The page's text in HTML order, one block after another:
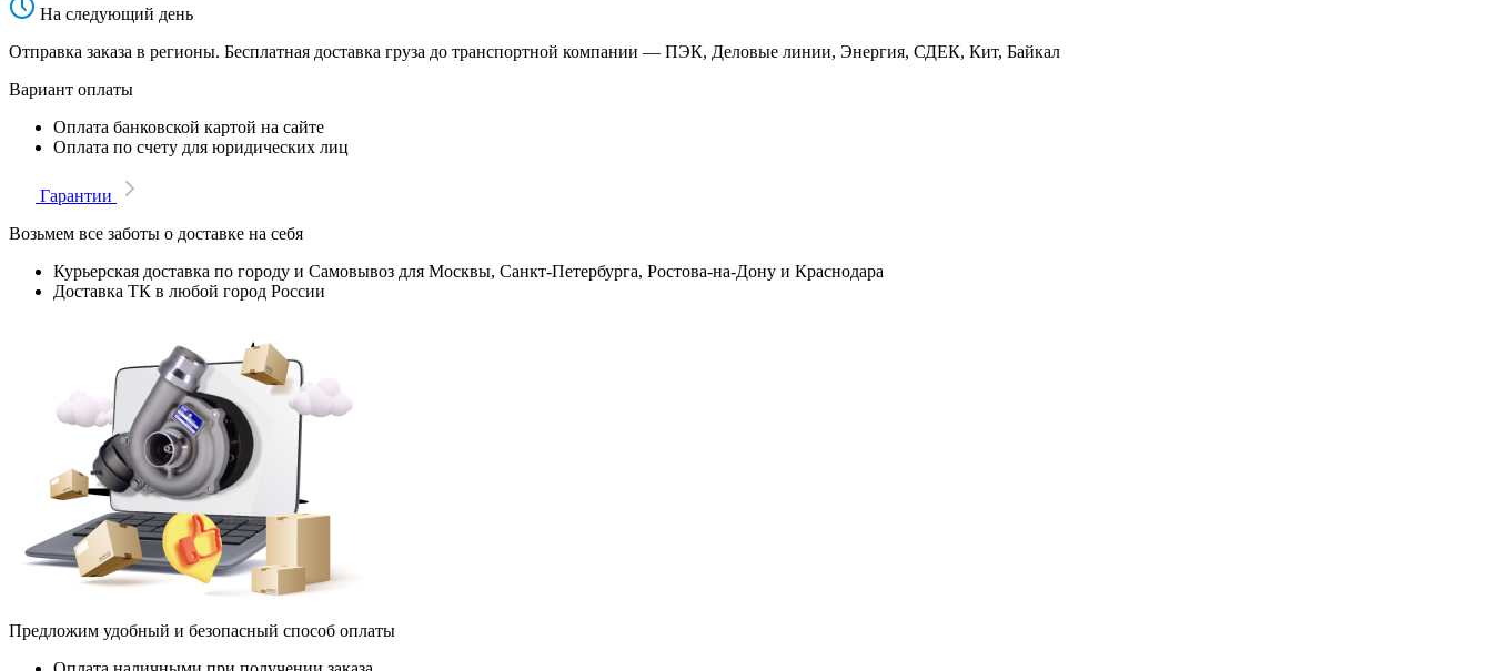
На следующий день
Отправка заказа в регионы. Бесплатная доставка груза до транспортной компании — ПЭК, Деловые линии, Энергия, СДЕК, Кит, Байкал
Вариант оплаты
Оплата банковской картой на сайте
Оплата по счету для юридических лиц
Гарантии
Возьмем все заботы о доставке на себя
Курьерская доставка по городу и Самовывоз для Москвы, Санкт-Петербурга, Ростова-на-Дону и Краснодара
Доставка ТК в любой город России
Предложим удобный и безопасный способ оплаты